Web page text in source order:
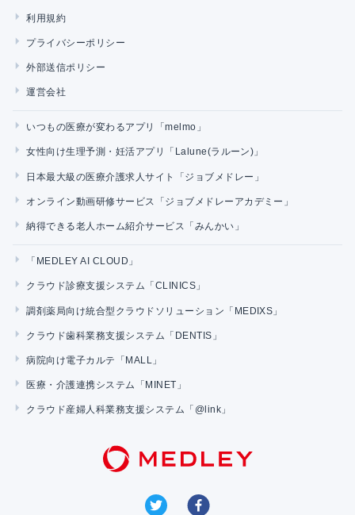
利用規約
プライバシーポリシー
外部送信ポリシー
運営会社
いつもの医療が変わるアプリ「melmo」
女性向け生理予測・妊活アプリ「Lalune(ラルーン)」
日本最大級の医療介護求人サイト「ジョブメドレー」
オンライン動画研修サービス「ジョブメドレーアカデミー」
納得できる老人ホーム紹介サービス「みんかい」
「MEDLEY AI CLOUD」
クラウド診療支援システム「CLINICS」
調剤薬局向け統合型クラウドソリューション「MEDIXS」
クラウド歯科業務支援システム「DENTIS」
病院向け電子カルテ「MALL」
医療・介護連携システム「MINET」
クラウド産婦人科業務支援システム「@link」